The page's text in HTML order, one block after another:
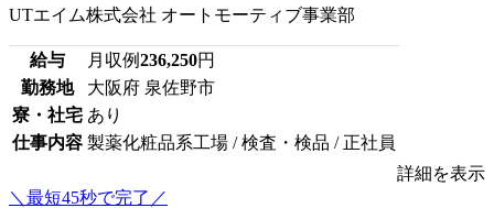
UTエイム株式会社 オートモーティブ事業部
給与 月収例236,250円
勤務地
大阪府 泉佐野市
寮・社宅 あり
仕事内容 製薬化粧品系工場 / 検査・検品 / 正社員
詳細を表示
＼最短45秒で完了／